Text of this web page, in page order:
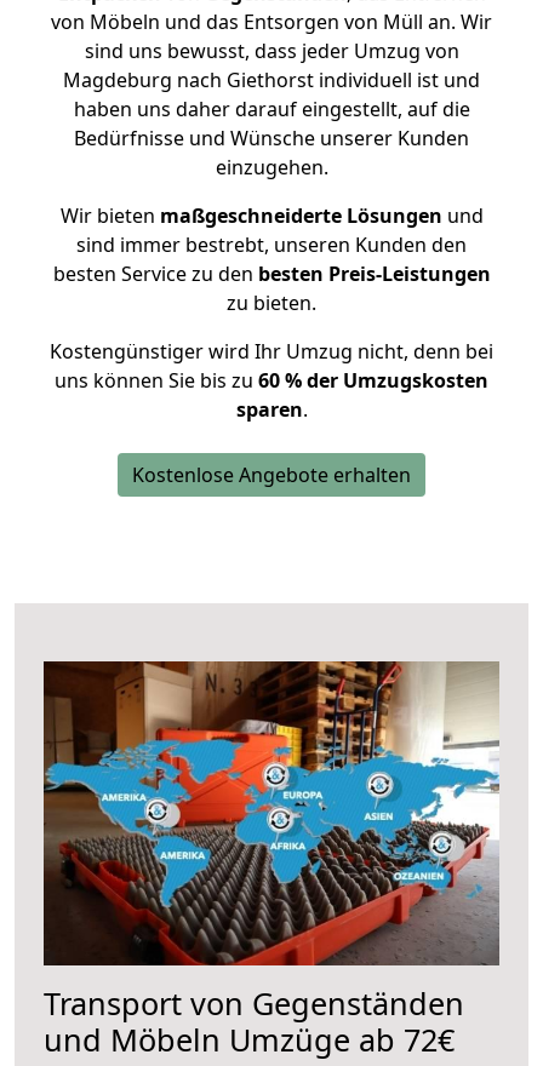
von Möbeln und das Entsorgen von Müll an. Wir
sind uns bewusst, dass jeder Umzug von
Magdeburg nach Giethorst individuell ist und
haben uns daher darauf eingestellt, auf die
Bedürfnisse und Wünsche unserer Kunden
einzugehen.
Wir bieten maßgeschneiderte Lösungen und
sind immer bestrebt, unseren Kunden den
besten Service zu den besten Preis-Leistungen
zu bieten.
Kostengünstiger wird Ihr Umzug nicht, denn bei
uns können Sie bis zu 60 % der Umzugskosten
sparen.
Kostenlose Angebote erhalten
Transport von Gegenständen
und Möbeln Umzüge ab 72€